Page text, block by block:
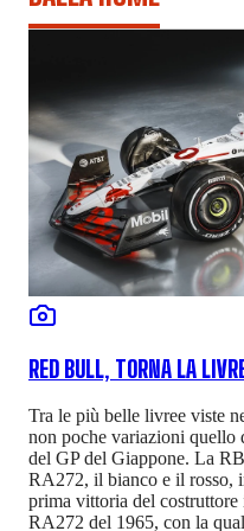
RED BULL, TORNA LA
Tra le più belle livree viste
non poche variazioni quello
del GP del Giappone. La
RA272, il bianco e il rosso,
prima vittoria del
RA272 del 1965, con la